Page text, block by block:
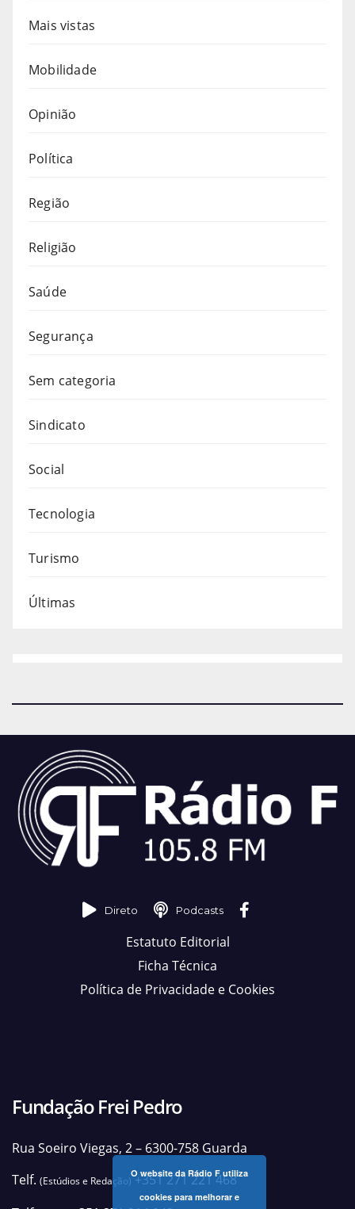
Mais vistas
Mobilidade
Opinião
Política
Região
Religião
Saúde
Segurança
Sem categoria
Sindicato
Social
Tecnologia
Turismo
Últimas
Direto Podcasts
Estatuto Editorial
Ficha Técnica
Política de Privacidade e Cookies
Fundação Frei Pedro
Rua Soeiro Viegas, 2 – 6300-758 Guarda
Telf. (Estúdios e Redação)+351 271 221 468
O website da Rádio F utiliza
cookies para melhorar e